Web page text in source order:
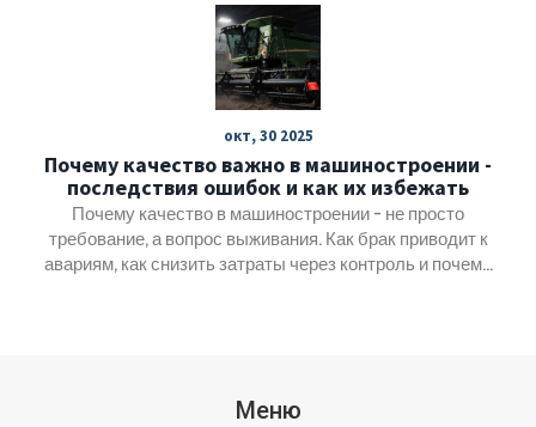
автоматизированных и гибридных технологиях без
сложных терминов. Делимся реальными примерами и
советами, как выбрать оптимальный процесс для
разных задач. Чтение помогает понять, как всё работает
на деле.
окт, 30 2025
Почему качество важно в машиностроении -
последствия ошибок и как их избежать
Почему качество в машиностроении - не просто
требование, а вопрос выживания. Как брак приводит к
авариям, как снизить затраты через контроль и почему
Меню